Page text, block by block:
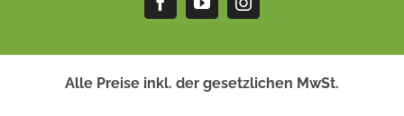
FacebookYouTubeInstagram
Alle Preise inkl. der gesetzlichen MwSt.